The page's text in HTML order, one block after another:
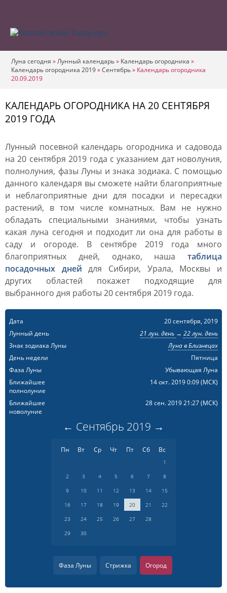
Луна сегодня »Лунный календарь» Календарь огородника »
Календарь огородника 2019»Сентябрь» Календарь огородника
20.09.2019
КАЛЕНДАРЬ ОГОРОДНИКА НА 20 СЕНТЯБРЯ
2019 ГОДА
Лунный посевной календарь огородника и садовода
на 20 сентября 2019 года с указанием дат новолуния,
полнолуния, фазы Луны и знака зодиака. С помощью
данного календаря вы сможете найти благоприятные
и неблагоприятные дни для посадки и пересадки
растений, в том числе комнатных. Вам не нужно
обладать специальными знаниями, чтобы узнать
какая луна сегодня и подходит ли она для работы в
саду и огороде. В сентябре 2019 года много
благоприятных дней, однако, наша таблица
посадочных дней для Сибири, Урала, Москвы и
других областей покажет подходящие для
выбранного дня работы 20 сентября 2019 года.
Дата
20 сентября, 2019
Лунный день
21 лун. день → 22 лун. день
Знак зодиака Луны
Луна в Близнецах
День недели
Пятница
Фаза Луны
Убывающая Луна
Ближайшее
полнолуние
14 окт. 2019 0:09(МСК)
Ближайшее
новолуние
28 сен. 2019 21:27(МСК)
← Сентябрь 2019 →
Пн Вт Ср Чт Пт Сб Вс
1
2
3 4 5 6 7
8
9
10 11 12 13 14
15
16
17 18 19 20 21
22
23
24 25 26 27
28
29
30
Фаза Луны Стрижка Огород